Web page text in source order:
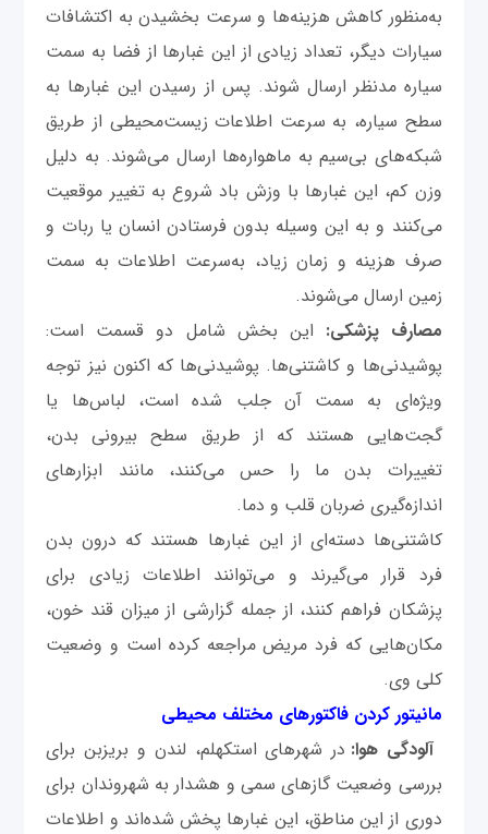
به‌منظور کاهش هزینه‌ها و سرعت بخشیدن به اکتشافات
سیارات دیگر، تعداد زیادی از این غبارها از فضا به سمت
سیاره مدنظر ارسال شوند. پس از رسیدن این غبارها به
سطح سیاره، به سرعت اطلاعات زیست‌محیطی از طریق
شبکه‌های بی‌سیم به ماهواره‌ها ارسال می‌شوند. به دلیل
وزن کم، این غبارها با وزش باد شروع به تغییر موقعیت
می‌کنند و به این وسیله بدون فرستادن انسان یا ربات و
صرف هزینه و زمان زیاد، به‌سرعت اطلاعات به سمت
زمین ارسال می‌شوند.
مصارف پزشکی: این بخش شامل دو قسمت است:
پوشیدنی‌ها و کاشتنی‌ها. پوشیدنی‌ها که اکنون نیز توجه
ویژه‌ای به سمت آن جلب شده است، لباس‌ها یا
گجت‌هایی هستند که از طریق سطح بیرونی بدن،
تغییرات بدن ما را حس می‌کنند، مانند ابزارهای
اندازه‌گیری ضربان قلب و دما.
کاشتنی‌ها دسته‌ای از این غبارها هستند که درون بدن
فرد قرار می‌گیرند و می‌توانند اطلاعات زیادی برای
پزشکان فراهم کنند، از جمله گزارشی از میزان قند خون،
مکان‌هایی که فرد مریض مراجعه کرده است و وضعیت
کلی وی.
مانیتور کردن فاکتورهای مختلف محیطی
آلودگی هوا: در شهرهای استکهلم، لندن و بریزبن برای
بررسی وضعیت گازهای سمی و هشدار به شهروندان برای
دوری از این مناطق، این غبارها پخش شده‌اند و اطلاعات